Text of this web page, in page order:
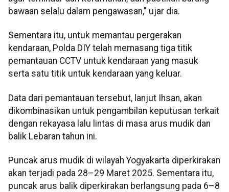
bawaan selalu dalam pengawasan," ujar dia.
Sementara itu, untuk memantau pergerakan
kendaraan, Polda DIY telah memasang tiga titik
pemantauan CCTV untuk kendaraan yang masuk
serta satu titik untuk kendaraan yang keluar.
Data dari pemantauan tersebut, lanjut Ihsan, akan
dikombinasikan untuk pengambilan keputusan terkait
dengan rekayasa lalu lintas di masa arus mudik dan
balik Lebaran tahun ini.
Puncak arus mudik di wilayah Yogyakarta diperkirakan
akan terjadi pada 28–29 Maret 2025. Sementara itu,
puncak arus balik diperkirakan berlangsung pada 6–8